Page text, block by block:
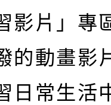
影片」專
的動畫影
日常生活